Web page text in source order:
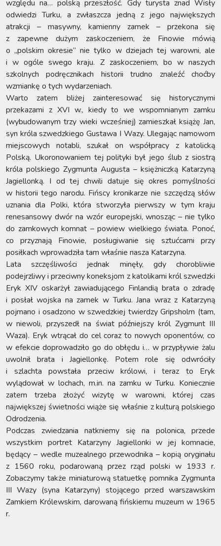
względu na… polską przeszłość. Gdy turysta znad Wisły
odwiedzi Turku, a zwłaszcza jedną z jego największych
atrakcji – masywny, kamienny zamek – przekona się
z zapewne dużym zaskoczeniem, że Finowie mówią
o „polskim okresie” nie tylko w dziejach tej warowni, ale
i w ogóle swego kraju. Z zaskoczeniem, bo w naszych
szkolnych podręcznikach historii trudno znaleźć choćby
wzmiankę o tych wydarzeniach.
Warto zatem bliżej zainteresować się historycznymi
przekazami z XVI w., kiedy to we wspomnianym zamku
(wybudowanym trzy wieki wcześniej) zamieszkał książę Jan,
syn króla szwedzkiego Gustawa I Wazy. Ulegając namowom
miejscowych notabli, szukał on współpracy z katolicką
Polską. Ukoronowaniem tej polityki był jego ślub z siostrą
króla polskiego Zygmunta Augusta – księżniczką Katarzyną
Jagiellonką. I od tej chwili datuje się okres pomyślności
w historii tego narodu. Fińscy kronikarze nie szczędzą słów
uznania dla Polki, która stworzyła pierwszy w tym kraju
renesansowy dwór na wzór europejski, wnosząc – nie tylko
do zamkowych komnat – powiew wielkiego świata. Ponoć,
co przyznają Finowie, posługiwanie się sztućcami przy
posiłkach wprowadziła tam właśnie nasza Katarzyna.
Lata szczęśliwości jednak minęły, gdy chorobliwie
podejrzliwy i przeciwny koneksjom z katolikami król szwedzki
Eryk XIV oskarżył zawiadującego Finlandią brata o zdradę
i posłał wojska na zamek w Turku. Jana wraz z Katarzyną
pojmano i osadzono w szwedzkiej twierdzy Gripsholm (tam,
w niewoli, przyszedł na świat późniejszy król Zygmunt III
Waza). Eryk wtrącał do cel coraz to nowych oponentów, co
w efekcie doprowadziło go do obłędu i… w przypływie żalu
uwolnił brata i Jagiellonkę. Potem role się odwróciły
i szlachta powstała przeciw królowi, i teraz to Eryk
wylądował w lochach, m.in. na zamku w Turku. Koniecznie
zatem trzeba złożyć wizytę w warowni, której czas
największej świetności wiąże się właśnie z kulturą polskiego
Odrodzenia.
Podczas zwiedzania natkniemy się na polonica, przede
wszystkim portret Katarzyny Jagiellonki w jej komnacie,
będący – wedle muzealnego przewodnika – kopią oryginału
z 1560 roku, podarowaną przez rząd polski w 1933 r.
Zobaczymy także miniaturową statuetkę pomnika Zygmunta
III Wazy (syna Katarzyny) stojącego przed warszawskim
Zamkiem Królewskim, darowaną fińskiemu muzeum w 1965
r.